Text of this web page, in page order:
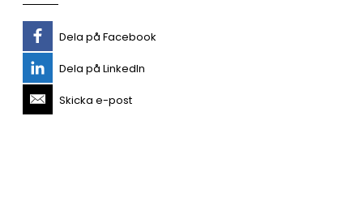
Dela på Facebook
Dela på LinkedIn
Skicka e-post